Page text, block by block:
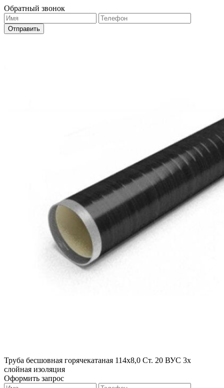
Обратный звонок
Труба бесшовная горячекатаная 114х8,0 Ст. 20 ВУС 3х
слойная изоляция
Оформить запрос